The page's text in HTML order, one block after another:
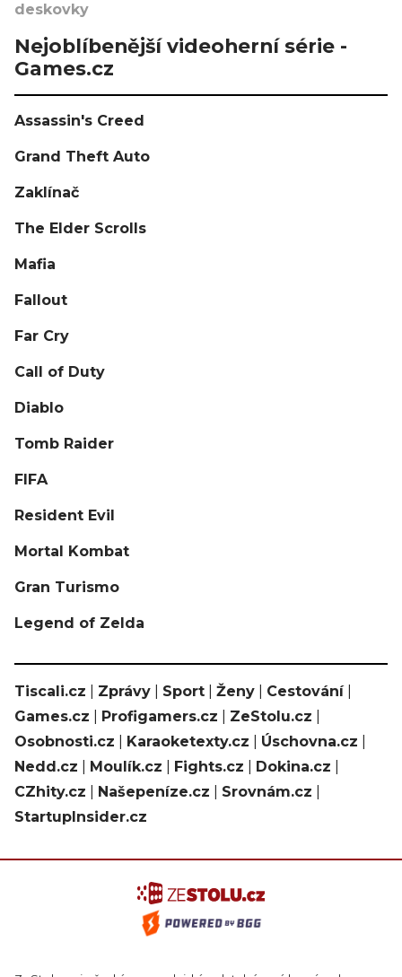
deskovky
Nejoblíbenější videoherní série -
Games.cz
Assassin's Creed
Grand Theft Auto
Zaklínač
The Elder Scrolls
Mafia
Fallout
Far Cry
Call of Duty
Diablo
Tomb Raider
FIFA
Resident Evil
Mortal Kombat
Gran Turismo
Legend of Zelda
Tiscali.cz Zprávy Sport Ženy Cestování|
Games.cz
Profigamers.cz ZeStolu.cz
Osobnosti.cz
Karaoketexty.cz Úschovna.cz
Nedd.cz
Moulík.cz Fights.cz Dokina.cz
CZhity.cz
Našepeníze.cz Srovnám.cz
StartupInsider.cz